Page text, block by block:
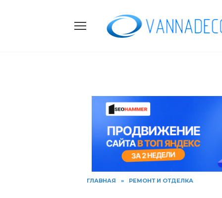
ГЛАВНАЯ » РЕМОНТ И ОТДЕЛКА